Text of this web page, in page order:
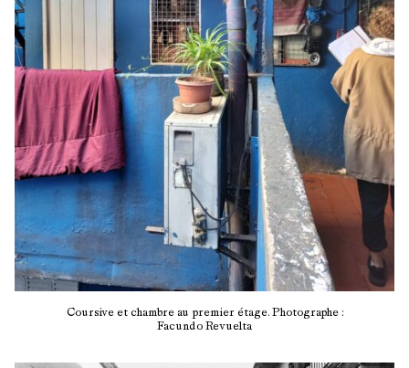
Coursive et chambre au premier étage. Photographe :
Facundo Revuelta